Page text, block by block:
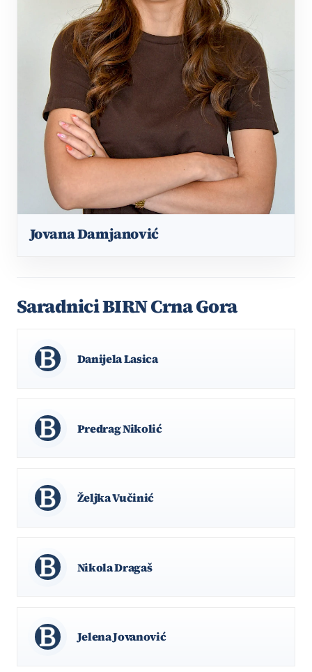
Jovana Damjanović
Saradnici BIRN Crna Gora
Danijela Lasica
Predrag Nikolić
Željka Vučinić
Nikola Dragaš
Jelena Jovanović